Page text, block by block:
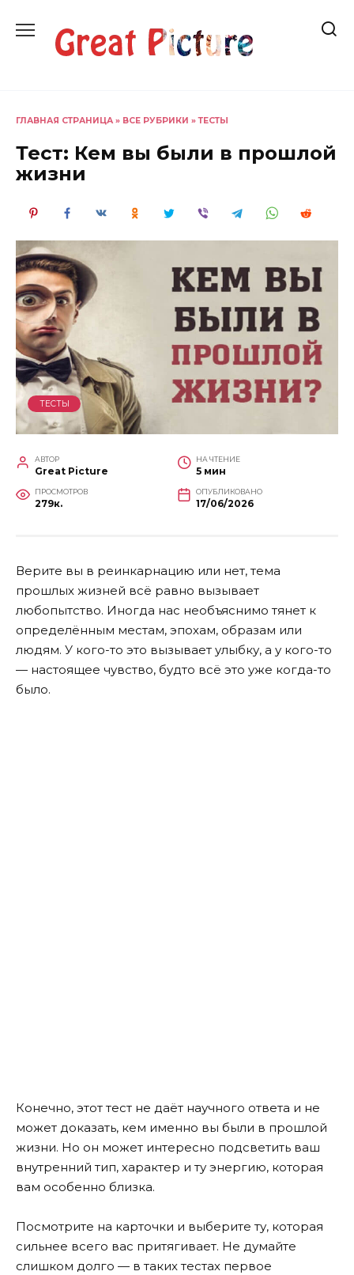
содержанию
ГЛАВНАЯ СТРАНИЦА » ВСЕ РУБРИКИ »ТЕСТЫ
Тест: Кем вы были в прошлой
жизни
ТЕСТЫ
АВТОР
Great Picture
НА ЧТЕНИЕ
5 мин
ПРОСМОТРОВ
279к.
ОПУБЛИКОВАНО
17/06/2026
Верите вы в реинкарнацию или нет, тема
прошлых жизней всё равно вызывает
любопытство. Иногда нас необъяснимо тянет к
определённым местам, эпохам, образам или
людям. У кого-то это вызывает улыбку, а у кого-то
— настоящее чувство, будто всё это уже когда-то
было.
Конечно, этот тест не даёт научного ответа и не
может доказать, кем именно вы были в прошлой
жизни. Но он может интересно подсветить ваш
внутренний тип, характер и ту энергию, которая
вам особенно близка.
Посмотрите на карточки и выберите ту, которая
сильнее всего вас притягивает. Не думайте
слишком долго — в таких тестах первое